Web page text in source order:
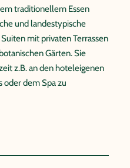
traditionellem Essen
und landestypische
mit privaten Terrassen
Gärten. Sie
z.B. an den hoteleigenen
oder dem Spa zu